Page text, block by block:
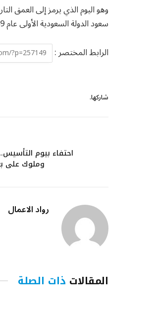
وهو اليوم الذي يرمز إلى العمق
سعود الدولة السعودية الأولى عام 1139هـ / 1727م.
الرابط المختصر :
شاركها.
احتفاء بيوم
وملوك على
رواد الاعمال
المقالات ذات الصلة